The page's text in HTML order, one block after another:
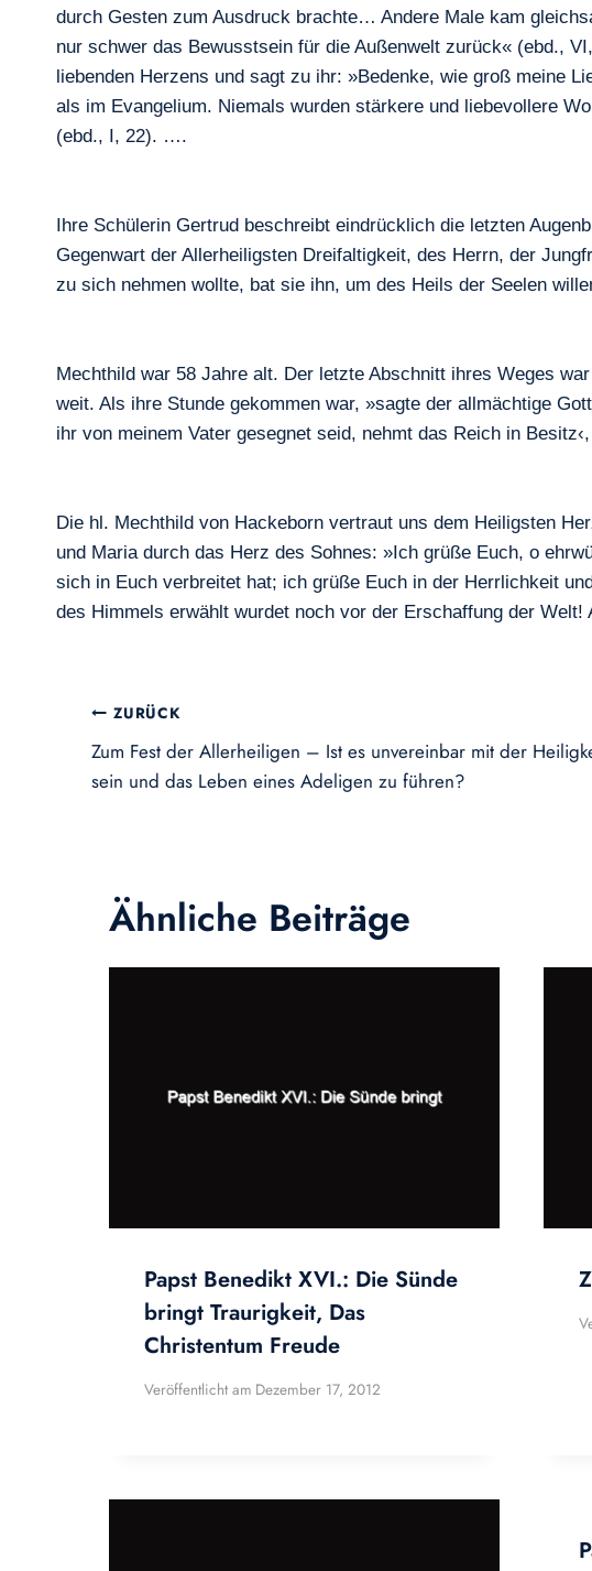
durch Gesten zum Ausdruck brachte… Andere Male kam
nur schwer das Bewusstsein für die Außenwelt zurück« (ebd.,
liebenden Herzens und sagt zu ihr: »Bedenke, wie groß meine
als im Evangelium. Niemals wurden stärkere und liebevollere
(ebd., I, 22). ….
Ihre Schülerin Gertrud beschreibt eindrücklich die letzten
Gegenwart der Allerheiligsten Dreifaltigkeit, des Herrn, der
zu sich nehmen wollte, bat sie ihn, um des Heils der Seelen
Mechthild war 58 Jahre alt. Der letzte Abschnitt ihres Weges
weit. Als ihre Stunde gekommen war, »sagte der allmächtige
ihr von meinem Vater gesegnet seid, nehmt das Reich in
Die hl. Mechthild von Hackeborn vertraut uns dem Heiligsten
und Maria durch das Herz des Sohnes: »Ich grüße Euch, o
sich in Euch verbreitet hat; ich grüße Euch in der Herrlichkeit
des Himmels erwählt wurdet noch vor der Erschaffung der Welt!
Beitragsnavigation
ZURÜCK
Zum Fest der Allerheiligen – Ist es unvereinbar mit der
sein und das Leben eines Adeligen zu führen?
Ähnliche Beiträge
Papst Benedikt XVI.: Die Sünde
bringt Traurigkeit, Das
Christentum Freude
Veröffentlicht am Dezember 17, 2012